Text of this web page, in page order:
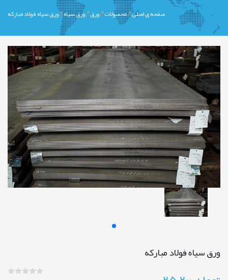
صفحه ی اصلی محصولات ورق ورق سیاه ورق سیاه فولاد مبارکه
ورق سیاه فولاد مبارکه